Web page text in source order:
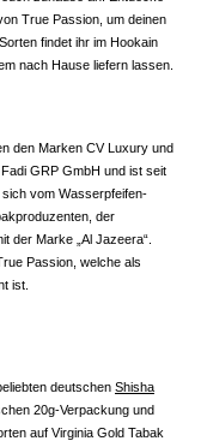
True Passion, um deinen
findet ihr im Hookain
nach Hause liefern lassen.
den Marken CV Luxury und
GRP GmbH und ist seit
vom Wasserpfeifen-
der
der Marke „Al Jazeera“.
Passion, welche als
ist.
deutschen Shisha
20g-Verpackung und
auf Virginia Gold Tabak